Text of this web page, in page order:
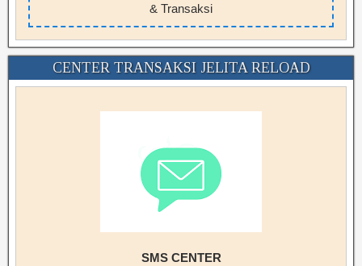
& Transaksi
CENTER TRANSAKSI JELITA RELOAD
SMS CENTER